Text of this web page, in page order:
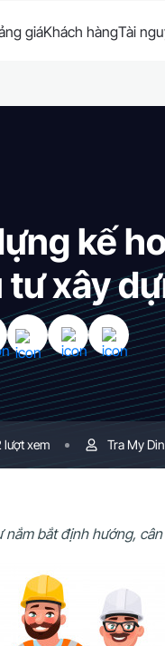
giáKhách hàngTài
kế
tư xây
lượt xem Tra My
bắt định hướng,